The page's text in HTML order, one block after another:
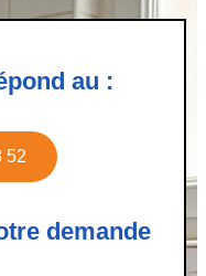
au :
52
demande